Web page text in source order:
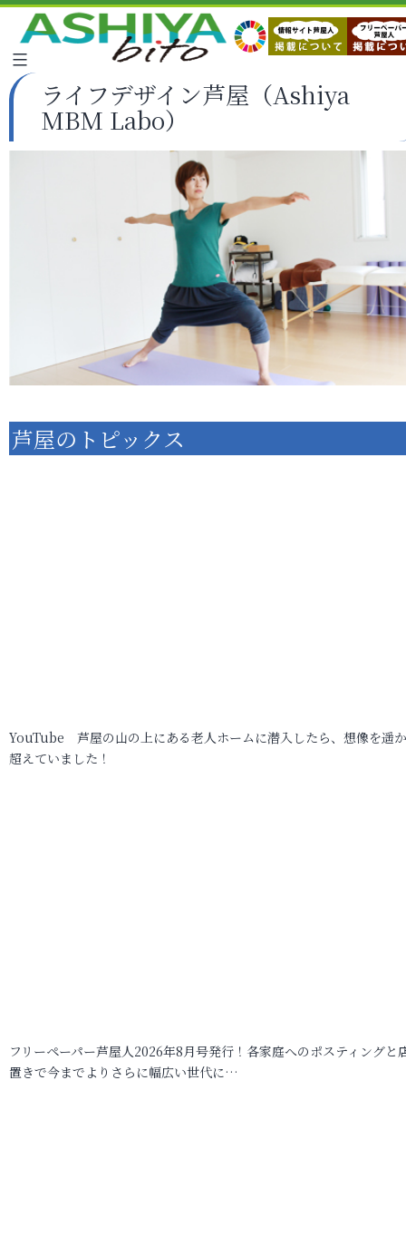
ライフデザイン芦屋（Ashiya
MBM Labo）
芦屋のトピックス
YouTube 芦屋の山の上にある老人ホームに潜入したら、想像を遥
超えていました！
フリーペーパー芦屋人2026年8月号発行！各家庭へのポスティングと
置きで今までよりさらに幅広い世代に…